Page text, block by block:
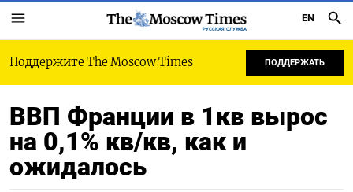
РУССКАЯ СЛУЖБА
EN
Поддержите The Moscow Times ПОДДЕРЖАТЬ
ВВП Франции в 1кв вырос
на 0,1% кв/кв, как и
ожидалось